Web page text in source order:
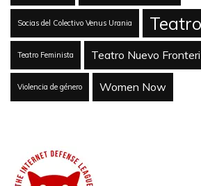
Socias del Colectivo Venus Urania Teatro
Teatro Feminista Teatro Nuevo
Violencia de género Women Now